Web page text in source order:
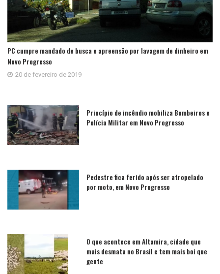
PC cumpre mandado de busca e apreensão por lavagem de dinheiro em
Novo Progresso
20 de fevereiro de 2019
Princípio de incêndio mobiliza Bombeiros e
Polícia Militar em Novo Progresso
Pedestre fica ferido após ser atropelado
por moto, em Novo Progresso
O que acontece em Altamira, cidade que
mais desmata no Brasil e tem mais boi que
gente